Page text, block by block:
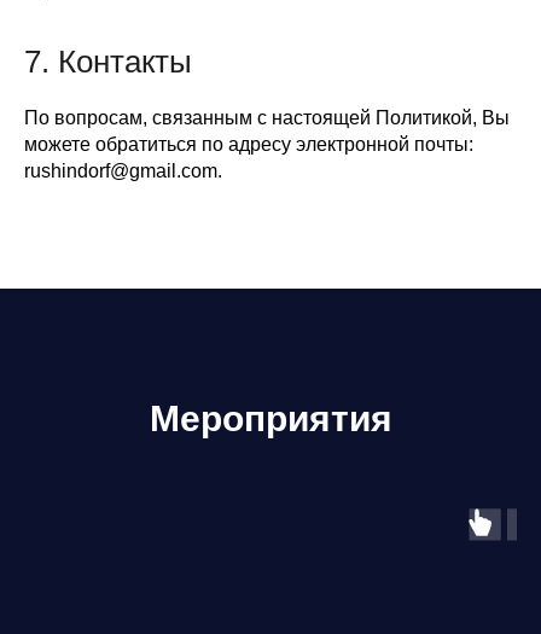
7. Контакты
По вопросам, связанным с настоящей Политикой, Вы
можете обратиться по адресу электронной почты:
rushindorf@gmail.com.
Мероприятия